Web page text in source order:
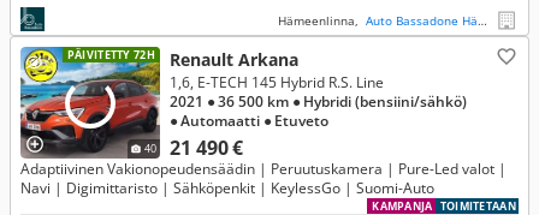
Hämeenlinna, Auto Bassadone Hämeenlinna
PÄIVITETTY 72H
40
Renault Arkana
21 490 €
1,6, E-TECH 145 Hybrid R.S. Line
2021 ● 36 500 km ● Hybridi (bensiini/sähkö)
● Automaatti ● Etuveto
Adaptiivinen Vakionopeudensäädin | Peruutuskamera | Pure-Led valot |
Navi | Digimittaristo | Sähköpenkit | KeylessGo | Suomi-Auto
TOIMITETAAN
KAMPANJA